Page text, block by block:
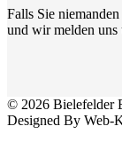
Falls Sie
und wir melden uns
© 2026 Bielefelder
Designed By Web-